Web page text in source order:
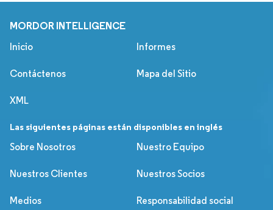
MORDOR INTELLIGENCE
Inicio Informes
Contáctenos Mapa del Sitio
XML
Las siguientes páginas están disponibles en inglés
Sobre Nosotros
Nuestro Equipo
Nuestros Clientes Nuestros Socios
Medios Responsabilidad social